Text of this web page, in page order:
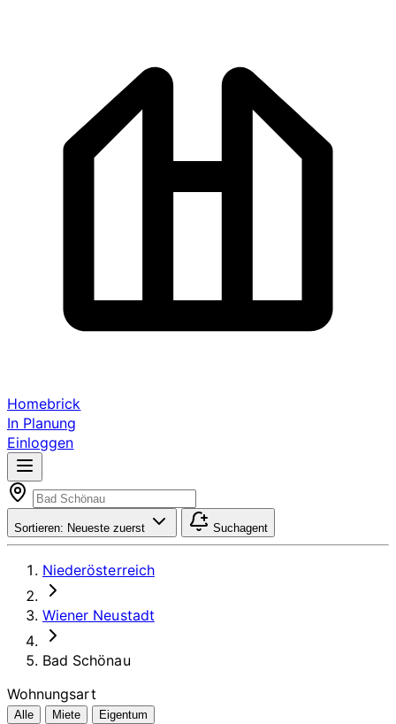
Homebrick
In Planung
Einloggen
Sortieren: Neueste zuerst Suchagent
Niederösterreich
Wiener Neustadt
Bad Schönau
Wohnungsart
Alle Miete Eigentum